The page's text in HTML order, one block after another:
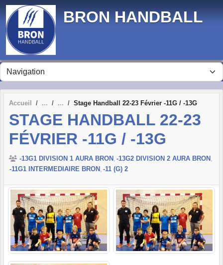
BRON HANDBALL
Accueil Stage Handball 22-23 Février -11G / -13G
STAGE HANDBALL 22-23
FÉVRIER -11G / -13G
-13G1 DIVISION 1 AURA BRON -13G2 DIVISION 2 AURA BRON
-11G1 INTERMEDIAIRE BRON -11 (G) 2
Panneau de gestion des cookies